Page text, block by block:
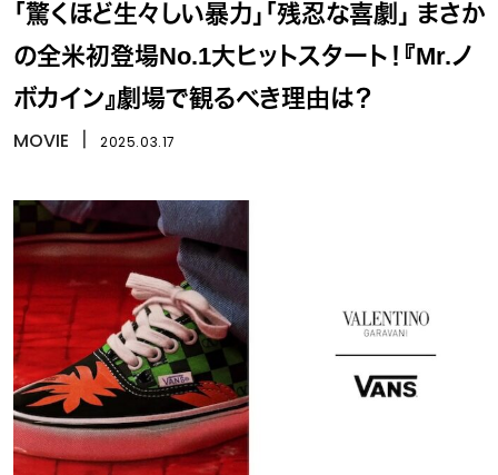
「驚くほど生々しい暴力」「残忍な喜劇」 まさか
の全米初登場No.1大ヒットスタート！『Mr.ノ
ボカイン』劇場で観るべき理由は？
MOVIE 2025.03.17